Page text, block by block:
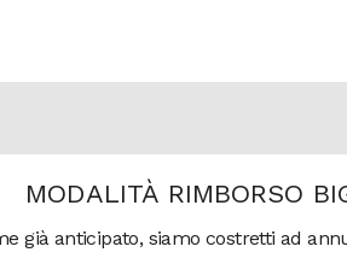
MODALITÀ RIMBORSO
già anticipato, siamo costretti ad